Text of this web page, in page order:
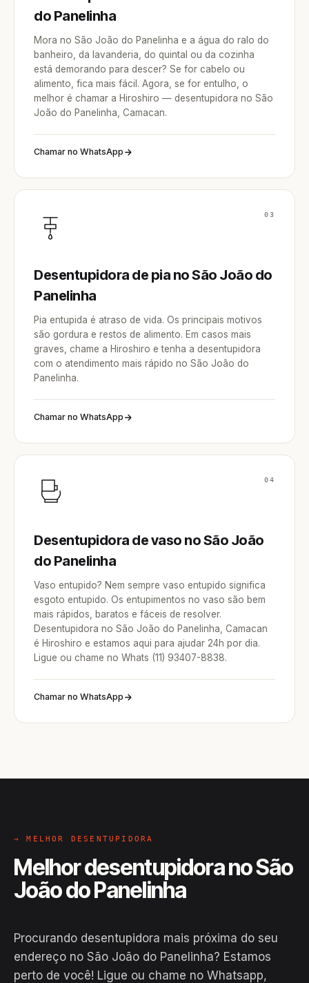
do Panelinha
Mora no São João do Panelinha e a água do ralo do
banheiro, da lavanderia, do quintal ou da cozinha
está demorando para descer? Se for cabelo ou
alimento, fica mais fácil. Agora, se for entulho, o
melhor é chamar a Hiroshiro — desentupidora no São
João do Panelinha, Camacan.
Chamar no WhatsApp
03
Desentupidora de pia no São João do
Panelinha
Pia entupida é atraso de vida. Os principais motivos
são gordura e restos de alimento. Em casos mais
graves, chame a Hiroshiro e tenha a desentupidora
com o atendimento mais rápido no São João do
Panelinha.
Chamar no WhatsApp
04
Desentupidora de vaso no São João
do Panelinha
Vaso entupido? Nem sempre vaso entupido significa
esgoto entupido. Os entupimentos no vaso são bem
mais rápidos, baratos e fáceis de resolver.
Desentupidora no São João do Panelinha, Camacan
é Hiroshiro e estamos aqui para ajudar 24h por dia.
Ligue ou chame no Whats (11) 93407-8838.
Chamar no WhatsApp
→ MELHOR DESENTUPIDORA
Melhor desentupidora no São
João do Panelinha
Procurando desentupidora mais próxima do seu
endereço no São João do Panelinha? Estamos
perto de você! Ligue ou chame no Whatsapp,